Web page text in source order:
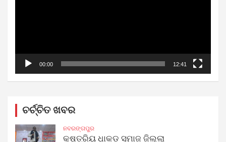
00:00 12:41
ଚର୍ଚ୍ଚିତ ଖବର
ନବରଙ୍ଗପୁର
କ୍ଷତ୍ରିୟ ଧାକଡ ସମାଜ ଜିଲ୍ଲା